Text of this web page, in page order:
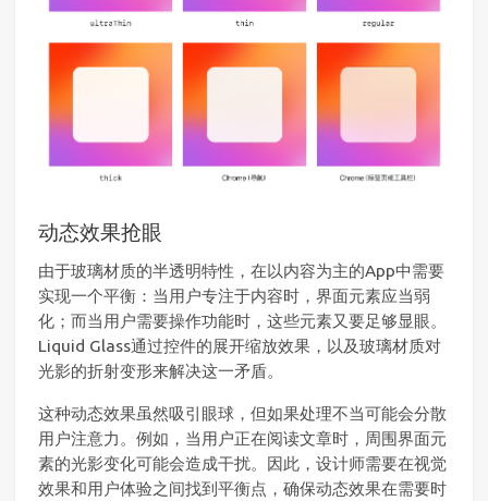
动态效果抢眼
由于玻璃材质的半透明特性，在以内容为主的App中需要
实现一个平衡：当用户专注于内容时，界面元素应当弱
化；而当用户需要操作功能时，这些元素又要足够显眼。
Liquid Glass通过控件的展开缩放效果，以及玻璃材质对
光影的折射变形来解决这一矛盾。
这种动态效果虽然吸引眼球，但如果处理不当可能会分散
用户注意力。例如，当用户正在阅读文章时，周围界面元
素的光影变化可能会造成干扰。因此，设计师需要在视觉
效果和用户体验之间找到平衡点，确保动态效果在需要时